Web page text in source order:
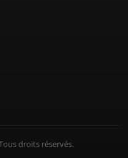
droits réservés.